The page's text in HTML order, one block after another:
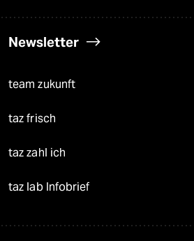
Newsletter
team zukunft
taz frisch
taz zahl ich
taz lab Infobrief